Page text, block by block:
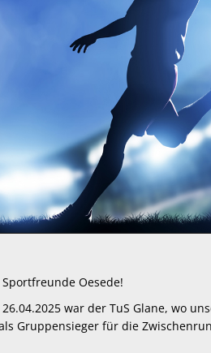
Oesede!
war der TuS Glane, wo
Gruppensieger für die